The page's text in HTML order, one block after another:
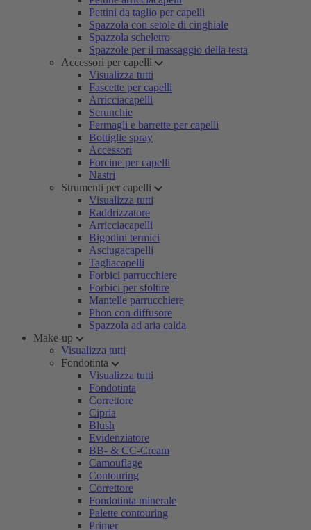
Pettini da taglio per capelli
Spazzola con setole di cinghiale
Spazzola scheletro
Spazzole per il massaggio della testa
Accessori per capelli
Visualizza tutti
Fascette per capelli
Arricciacapelli
Scrunchie
Fermagli e barrette per capelli
Bottiglie spray
Accessori
Forcine per capelli
Nastri
Strumenti per capelli
Visualizza tutti
Raddrizzatore
Arricciacapelli
Bigodini termici
Asciugacapelli
Tagliacapelli
Forbici parrucchiere
Forbici per sfoltire
Mantelle parrucchiere
Phon con diffusore
Spazzola ad aria calda
Make-up
Visualizza tutti
Fondotinta
Visualizza tutti
Fondotinta
Correttore
Cipria
Blush
Evidenziatore
BB- & CC-Cream
Camouflage
Contouring
Correttore
Fondotinta minerale
Palette contouring
Primer